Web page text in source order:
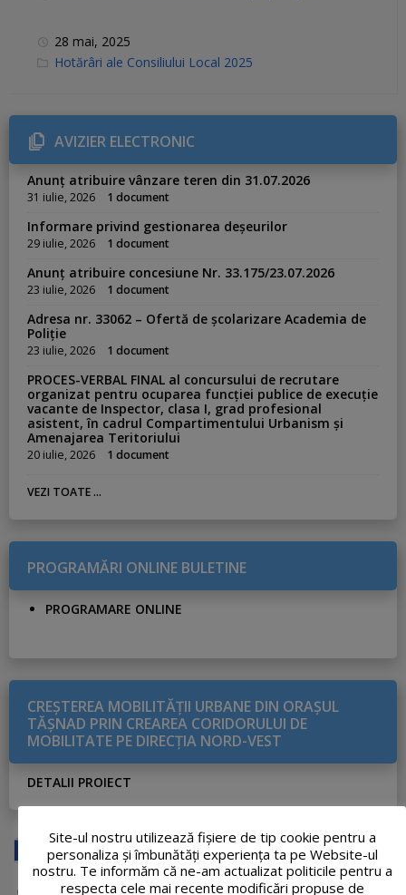
28 mai, 2025
C
r
i
e
s
Hotărâri ale Consiliului Local 2025
AVIZIER ELECTRONIC
Anunț atribuire vânzare teren din 31.07.2026
31 iulie, 2026 1 document
Informare privind gestionarea deșeurilor
29 iulie, 2026 1 document
Anunț atribuire concesiune Nr. 33.175/23.07.2026
23 iulie, 2026 1 document
Adresa nr. 33062 – Ofertă de școlarizare Academia de
Poliție
23 iulie, 2026 1 document
PROCES-VERBAL FINAL al concursului de recrutare
organizat pentru ocuparea funcției publice de execuție
vacante de Inspector, clasa I, grad profesional
asistent, în cadrul Compartimentului Urbanism și
Amenajarea Teritoriului
20 iulie, 2026 1 document
VEZI TOATE ...
PROGRAMĂRI ONLINE BULETINE
PROGRAMARE ONLINE
CREŞTEREA MOBILITĂŢII URBANE DIN ORAŞUL
TĂŞNAD PRIN CREAREA CORIDORULUI DE
MOBILITATE PE DIRECŢIA NORD-VEST
DETALII PROIECT
Site-ul nostru utilizează fişiere de tip cookie pentru a
personaliza și îmbunătăți experiența ta pe Website-ul
nostru. Te informăm că ne-am actualizat politicile pentru a
respecta cele mai recente modificări propuse de